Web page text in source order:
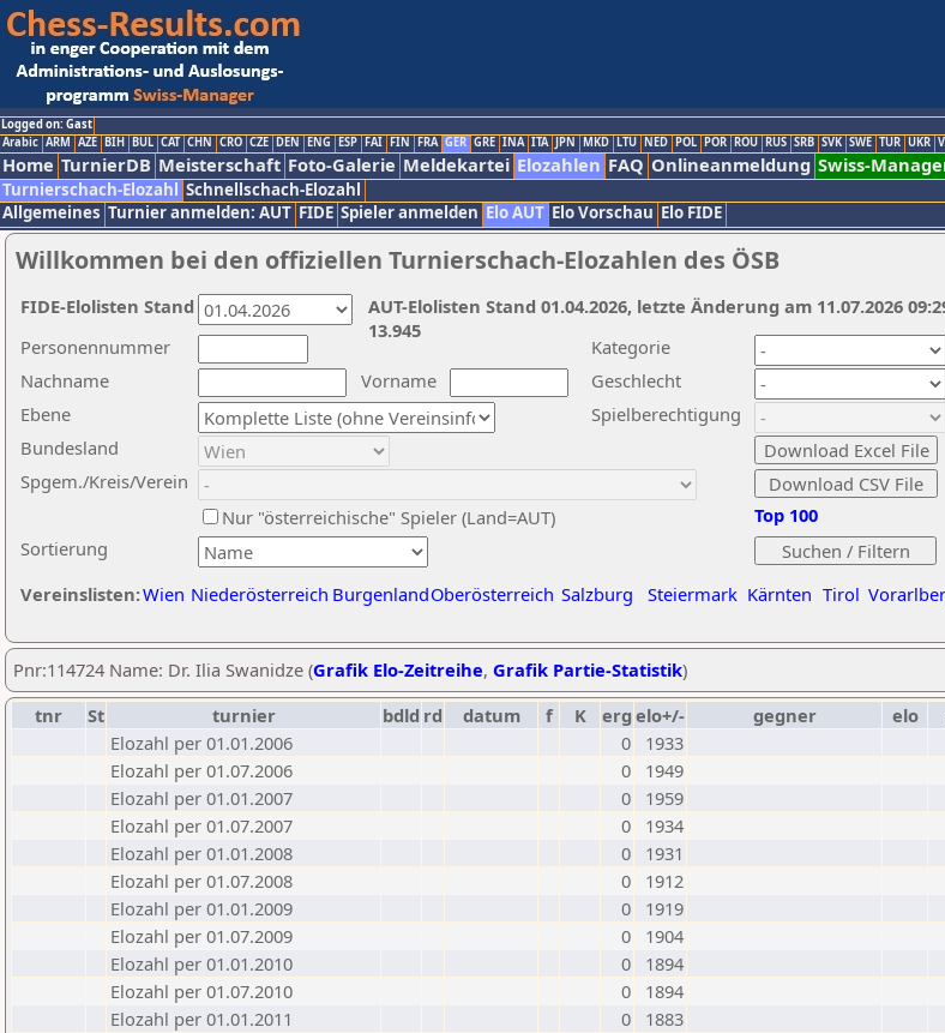
Logged on: Gast
Arabic ARM AZE BIH BUL CAT CHN CRO CZE DEN ENG ESP FAI FIN FRA GER GRE INA ITA JPN MKD LTU NED POL POR ROU RUS SRB SVK SWE TUR UKR
Home TurnierDB Meisterschaft Foto-Galerie Meldekartei Elozahlen FAQ Onlineanmeldung Swiss-
Turnierschach-Elozahl Schnellschach-Elozahl
Allgemeines Turnier anmelden: AUT FIDE Spieler anmelden Elo AUT Elo Vorschau Elo FIDE
Willkommen bei den offiziellen Turnierschach-Elozahlen des ÖSB
Nachname
Vorname
Ebene
Kategorie
Sortierung
Personennummer
Bundesland
Spgem./Kreis/Verein
Geschlecht
Nur "österreichische" Spieler (Land=AUT)
Spielberechtigung
Vereinslisten:Wien Niederösterreich BurgenlandOberösterreich Salzburg Steiermark Kärnten Tirol
Top 100
AUT-Elolisten Stand 01.04.2026, letzte Änderung am 11.07.2026
13.945
FIDE-Elolisten Stand
Pnr:114724 Name: Dr. Ilia Swanidze (Grafik Elo-Zeitreihe, Grafik Partie-Statistik)
tnr
St turnier bdld rd datum f K erg elo+/- gegner elo
Elozahl per 01.01.2006
0
1933
Elozahl per 01.07.2006
0
1949
Elozahl per 01.01.2007
0
1959
Elozahl per 01.07.2007
0
1934
Elozahl per 01.01.2008
0
1931
Elozahl per 01.07.2008
0
1912
Elozahl per 01.01.2009
0
1919
Elozahl per 01.07.2009
0
1904
Elozahl per 01.01.2010
0
1894
Elozahl per 01.07.2010
0
1894
Elozahl per 01.01.2011
0
1883